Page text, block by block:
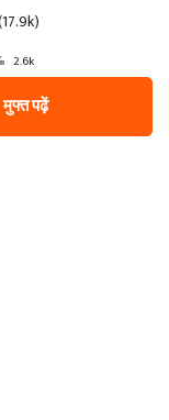
2.6k
मुफ्त पढ़ें